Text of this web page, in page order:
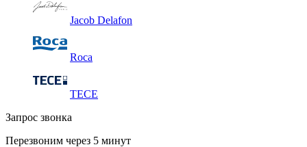
Jacob Delafon
Roca
TECE
Запрос звонка
Перезвоним через 5 минут